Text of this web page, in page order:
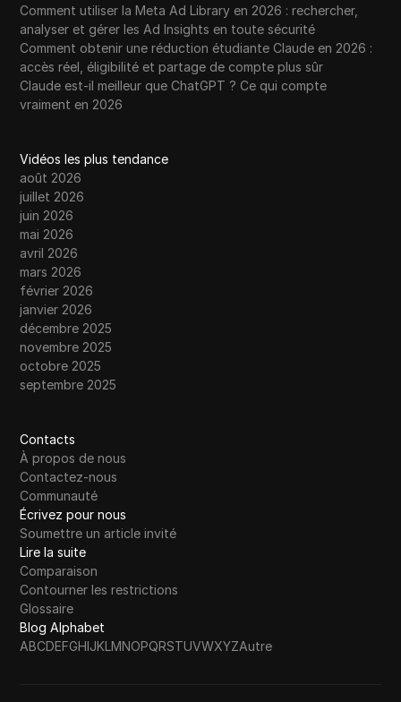
Comment utiliser la Meta Ad Library en 2026 : rechercher,
analyser et gérer les Ad Insights en toute sécurité
Comment obtenir une réduction étudiante Claude en 2026 :
accès réel, éligibilité et partage de compte plus sûr
Claude est-il meilleur que ChatGPT ? Ce qui compte
vraiment en 2026
Vidéos les plus tendance
août 2026
juillet 2026
juin 2026
mai 2026
avril 2026
mars 2026
février 2026
janvier 2026
décembre 2025
novembre 2025
octobre 2025
septembre 2025
Contacts
À propos de nous
Contactez-nous
Communauté
Écrivez pour nous
Soumettre un article invité
Lire la suite
Comparaison
Contourner les restrictions
Glossaire
Blog Alphabet
ABCDEFGHIJKLMNOPQRSTUVWXYZAutre